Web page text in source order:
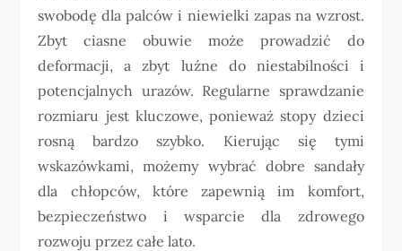
swobodę dla palców i niewielki zapas na wzrost.
Zbyt ciasne obuwie może prowadzić do
deformacji, a zbyt luźne do niestabilności i
potencjalnych urazów. Regularne sprawdzanie
rozmiaru jest kluczowe, ponieważ stopy dzieci
rosną bardzo szybko. Kierując się tymi
wskazówkami, możemy wybrać dobre sandały
dla chłopców, które zapewnią im komfort,
bezpieczeństwo i wsparcie dla zdrowego
rozwoju przez całe lato.